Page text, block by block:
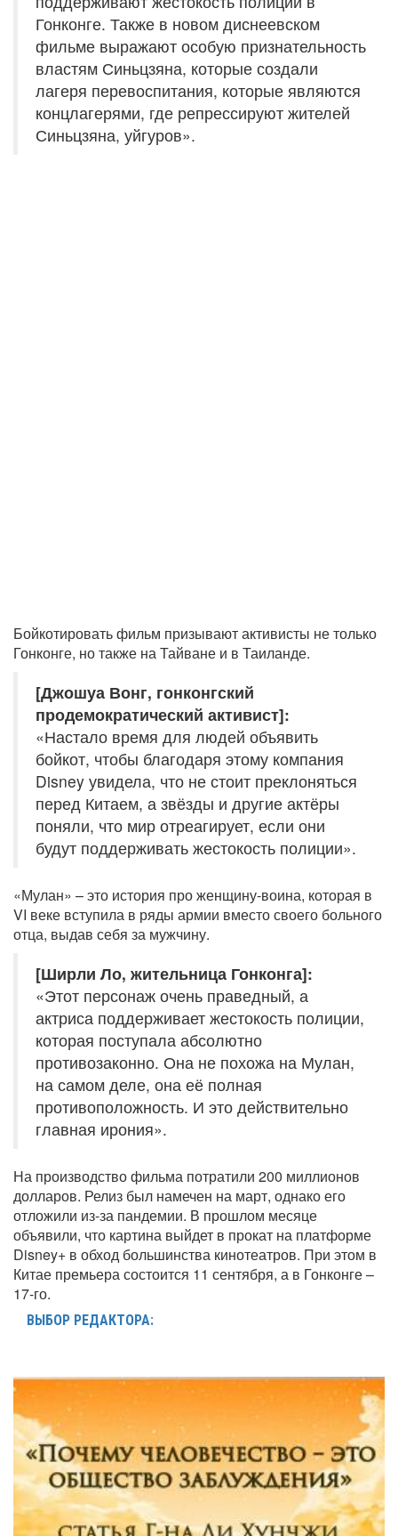
Гонконге. Также в новом диснеевском
фильме выражают особую признательность
властям Синьцзяна, которые создали
лагеря перевоспитания, которые являются
концлагерями, где репрессируют жителей
Синьцзяна, уйгуров».
Бойкотировать фильм призывают активисты не только
Гонконге, но также на Тайване и в Таиланде.
[Джошуа Вонг, гонконгский
продемократический активист]:
«Настало время для людей объявить
бойкот, чтобы благодаря этому компания
Disney увидела, что не стоит преклоняться
перед Китаем, а звёзды и другие актёры
поняли, что мир отреагирует, если они
будут поддерживать жестокость полиции».
«Мулан» – это история про женщину-воина, которая в
VI веке вступила в ряды армии вместо своего больного
отца, выдав себя за мужчину.
[Ширли Ло, жительница Гонконга]:
«Этот персонаж очень праведный, а
актриса поддерживает жестокость полиции,
которая поступала абсолютно
противозаконно. Она не похожа на Мулан,
на самом деле, она её полная
противоположность. И это действительно
главная ирония».
На производство фильма потратили 200 миллионов
долларов. Релиз был намечен на март, однако его
отложили из-за пандемии. В прошлом месяце
объявили, что картина выйдет в прокат на платформе
Disney+ в обход большинства кинотеатров. При этом в
Китае премьера состоится 11 сентября, а в Гонконге –
17-го.
ВЫБОР РЕДАКТОРА: